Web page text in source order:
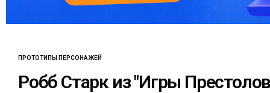
ПРОТОТИПЫ ПЕРСОНАЖЕЙ
Робб Старк из "Игры